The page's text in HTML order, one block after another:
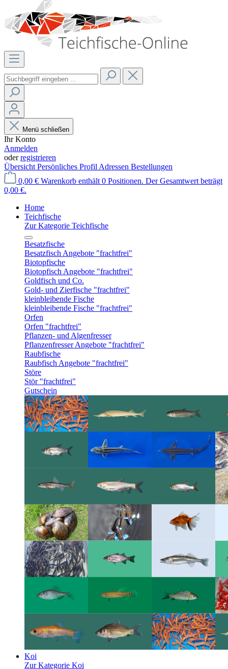
Menü schließen
Ihr Konto
Anmelden
oderregistrieren
Übersicht Persönliches Profil Adressen Bestellungen
0,00 € Warenkorb enthält 0 Positionen. Der Gesamtwert beträgt
0,00 €.
Home
Teichfische
Zur Kategorie Teichfische
Besatzfische
Besatzfisch Angebote "frachtfrei"
Biotopfische
Biotopfisch Angebote "frachtfrei"
Goldfisch und Co.
Gold- und Zierfische "frachtfrei"
kleinbleibende Fische
kleinbleibende Fische "frachtfrei"
Orfen
Orfen "frachtfrei"
Pflanzen- und Algenfresser
Pflanzenfresser Angebote "frachtfrei"
Raubfische
Raubfisch Angebote "frachtfrei"
Störe
Stör "frachtfrei"
Gutschein
Koi
Zur Kategorie Koi